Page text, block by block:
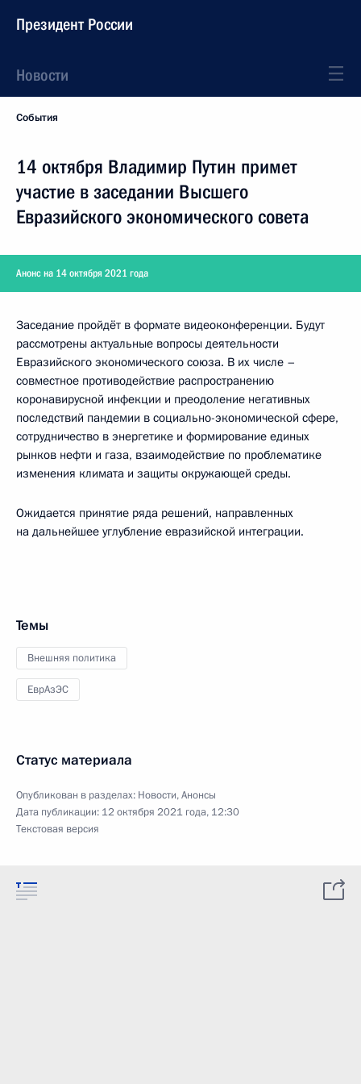
Президент России
Новости
События
14 октября Владимир Путин примет
участие в заседании Высшего
Евразийского экономического совета
Анонс на 14 октября 2021 года
Заседание пройдёт в формате видеоконференции. Будут
рассмотрены актуальные вопросы деятельности
Евразийского экономического союза. В их числе –
совместное противодействие распространению
коронавирусной инфекции и преодоление негативных
последствий пандемии в социально-экономической сфере,
сотрудничество в энергетике и формирование единых
рынков нефти и газа, взаимодействие по проблематике
изменения климата и защиты окружающей среды.
Ожидается принятие ряда решений, направленных
на дальнейшее углубление евразийской интеграции.
Темы
Внешняя политика
ЕврАзЭС
Статус материала
Опубликован в разделах: Новости,Анонсы
Дата публикации: 12 октября 2021 года, 12:30
Текстовая версия